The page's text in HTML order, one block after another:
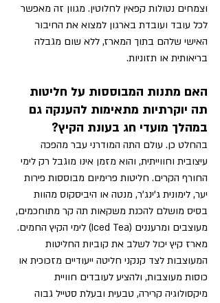
וצמחים נטולות קפאין לחלוטין. מגוון זה מאפשר
לכל עובד ועובדת בארגון למצוא את החיבור
האישי שלהם בתוך המארז, ללא שום מגבלה
בריאותית או תזוניות.
האם מתנות המבוססות על חליטות
תה יוקרתיות מתאימות להענקה גם
במהלך מועדי חג בעונת הקיץ?
בהחלט כן. עולם התה המודרני עבר מהפכה
עיצובית וחווייתית, והוא מזמן אינו מוגבל רק לימי
החורף הקרים. חליטות פרימיום מבוססות פירות
יער, לימונית ג'ינג'ר, מנטה או היביסקוס מהוות
בסיס מושלם להכנת משקאות תה קר מתוחכמים,
מעוצבים ומרעננים (Iced Tea) לימי הקיץ החמים.
מארז קיץ יכול לשלב את קוביות החליטות
המעוצבות לצד קנקני חליטה ייעודיים מזכוכית או
כוסות מעוצבות, ולהציע לעובדים חוויית
מיקסולוגיה קרירה, טבעית ובעלת סטייל גבוה